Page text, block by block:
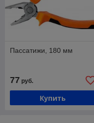
Пассатижи, 180 мм
77 руб.
Купить